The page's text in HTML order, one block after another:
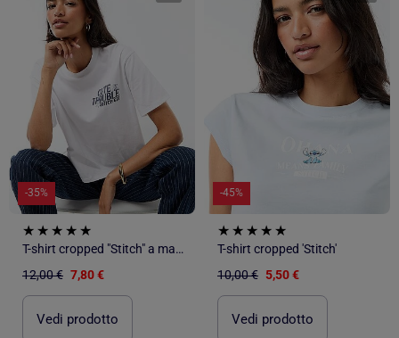
-35%
T-shirt cropped "Stitch" a maniche corte
12,00 € 7,80 €
Vedi prodotto
-45%
T-shirt cropped 'Stitch'
10,00 € 5,50 €
Vedi prodotto